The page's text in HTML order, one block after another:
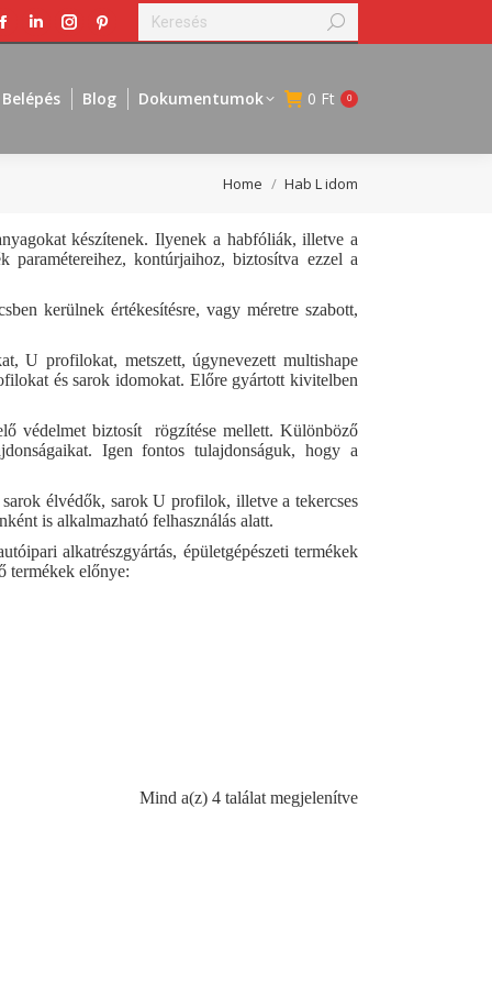
Facebook
opens
Linkedin
opens
Instagram
opens
Pinterest
opens
Search:
Belépés Blog Dokumentumok 0 Ft 0
You are here:
Home Hab L idom
készítenek. Ilyenek a habfóliák, illetve a
kontúrjaihoz, biztosítva ezzel a
kerülnek értékesítésre, vagy méretre szabott,
U profilokat, metszett, úgynevezett multishape
és sarok idomokat. Előre gyártott kivitelben
védelmet biztosít rögzítése mellett. Különböző
Igen fontos tulajdonságuk, hogy a
élvédők, sarok U profilok, illetve a tekercses
is alkalmazható felhasználás alatt.
alkatrészgyártás, épületgépészeti termékek
termékek előnye:
Mind a(z) 4 találat megjelenítve